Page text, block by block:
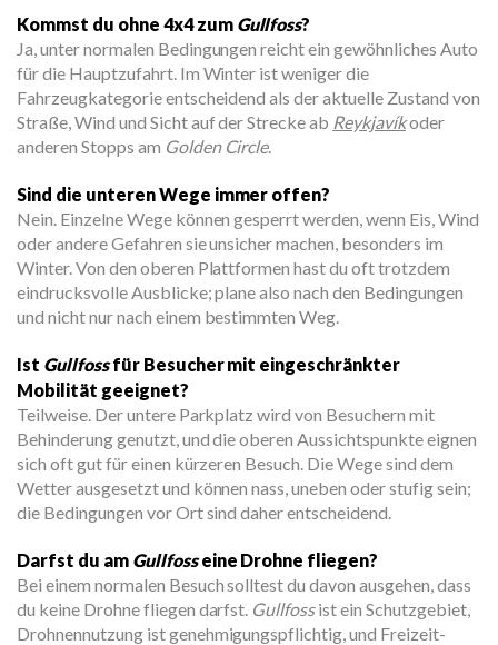
Kommst du ohne 4x4 zum Gullfoss?
Ja, unter normalen Bedingungen reicht ein gewöhnliches Auto
für die Hauptzufahrt. Im Winter ist weniger die
Fahrzeugkategorie entscheidend als der aktuelle Zustand von
Straße, Wind und Sicht auf der Strecke ab Reykjavíkoder
anderen Stopps am Golden Circle.
Sind die unteren Wege immer offen?
Nein. Einzelne Wege können gesperrt werden, wenn Eis, Wind
oder andere Gefahren sie unsicher machen, besonders im
Winter. Von den oberen Plattformen hast du oft trotzdem
eindrucksvolle Ausblicke; plane also nach den Bedingungen
und nicht nur nach einem bestimmten Weg.
Ist Gullfossfür Besucher mit eingeschränkter
Mobilität geeignet?
Teilweise. Der untere Parkplatz wird von Besuchern mit
Behinderung genutzt, und die oberen Aussichtspunkte eignen
sich oft gut für einen kürzeren Besuch. Die Wege sind dem
Wetter ausgesetzt und können nass, uneben oder stufig sein;
die Bedingungen vor Ort sind daher entscheidend.
Darfst du am Gullfosseine Drohne fliegen?
Bei einem normalen Besuch solltest du davon ausgehen, dass
du keine Drohne fliegen darfst. Gullfossist ein Schutzgebiet,
Drohnennutzung ist genehmigungspflichtig, und Freizeit-